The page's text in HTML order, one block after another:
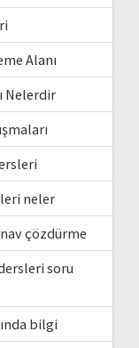
Alanı
Nelerdir
neler
çözdürme
soru
bilgi